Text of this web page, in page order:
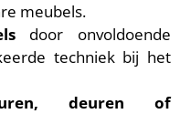
meubels.
door onvoldoende
techniek bij het
deuren of